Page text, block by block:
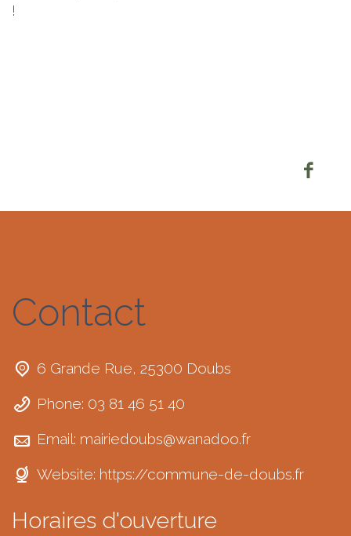
!
Contact
6 Grande Rue, 25300 Doubs
Phone: 03 81 46 51 40
Email: mairiedoubs@wanadoo.fr
Website: https://commune-de-doubs.fr
Horaires d'ouverture